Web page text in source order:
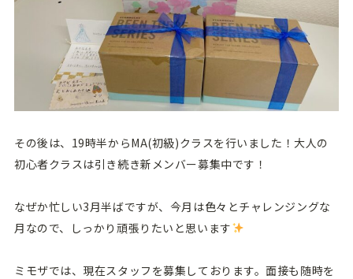
その後は、19時半からMA(初級)クラスを行いました！大人の
初心者クラスは引き続き新メンバー募集中です！
なぜか忙しい3月半ばですが、今月は色々とチャレンジングな
月なので、しっかり頑張りたいと思います
ミモザでは、現在スタッフを募集しております。面接も随時を